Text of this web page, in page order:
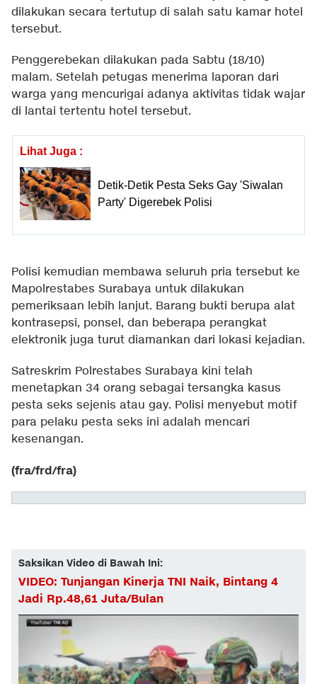
dilakukan secara tertutup di salah satu kamar hotel
tersebut.
Penggerebekan dilakukan pada Sabtu (18/10)
malam. Setelah petugas menerima laporan dari
warga yang mencurigai adanya aktivitas tidak wajar
di lantai tertentu hotel tersebut.
Lihat Juga :
Detik-Detik Pesta Seks Gay 'Siwalan
Party' Digerebek Polisi
Polisi kemudian membawa seluruh pria tersebut ke
Mapolrestabes Surabaya untuk dilakukan
pemeriksaan lebih lanjut. Barang bukti berupa alat
kontrasepsi, ponsel, dan beberapa perangkat
elektronik juga turut diamankan dari lokasi kejadian.
Satreskrim Polrestabes Surabaya kini telah
menetapkan 34 orang sebagai tersangka kasus
pesta seks sejenis atau gay. Polisi menyebut motif
para pelaku pesta seks ini adalah mencari
kesenangan.
(fra/frd/fra)
Saksikan Video di Bawah Ini:
VIDEO: Tunjangan Kinerja TNI Naik, Bintang 4
Jadi Rp.48,61 Juta/Bulan